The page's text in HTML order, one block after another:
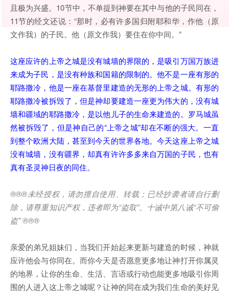
且极为兴盛。10节中，不单提到神要在其中与他的子民同在，
11节的经文还说：“那时，必有许多国归附耶和华，作他（原
文作我）的子民。他（原文作我）要住在你中间。”
这座应许的上帝之城是没有城墙的界限的，是吸引万国万族进
来成为子民，是没有种族和国籍的限制的。他不是一座有形的
耶路撒冷，他是一座在基督里建造的无形的上帝之城。有形的
耶路撒冷被拆毁了，但是神却要建造一座更为伟大的，没有城
墙和疆域的耶路撒冷，是以他儿子的生命来建造的。罗马城虽
然被拆毁了，但是神自己的“上帝之城”却在不断的强大。一直
到整个欧洲大陆，甚至到今天的世界各地。今天这座上帝之城
没有城墙，没有疆界，却真有许许多多来自万国的子民，也有
真有圣灵神日夜的同住。
®®®未经授权，请勿擅自使用、转载；已经抄袭者请自行删
除，请尊重知识产权，违者即为“盗取”。十诫中第八诫“不可偷
盗” ®®®
亲爱的弟兄姐妹们，当我们开始起来更新与建造的时候，神就
应许他会与你同在。而你今天是否愿意更多地让神打开你属灵
的地界，让你的生命、生活、言语或行动也能更多地吸引你周
围的人进入这上帝之城呢？让神的同在成为我们生命的美好见